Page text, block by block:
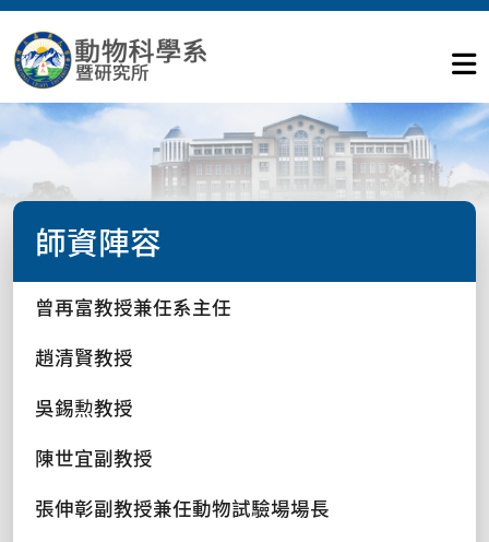
師資陣容
曾再富教授兼任系主任
趙清賢教授
吳錫勲教授
陳世宜副教授
張伸彰副教授兼任動物試驗場場長